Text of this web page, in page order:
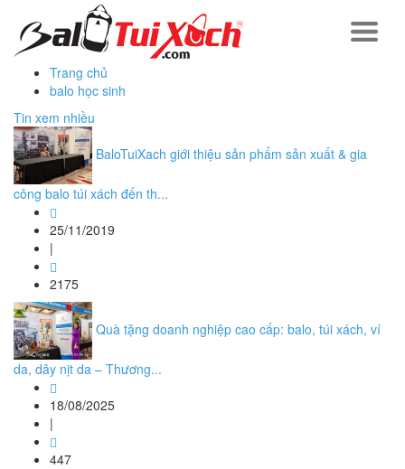
Trang chủ
balo học sinh
Tin xem nhiều
BaloTuiXach giới thiệu sản phẩm sản xuất & gia
công balo túi xách đến th...
25/11/2019
|
2175
Quà tặng doanh nghiệp cao cấp: balo, túi xách, ví
da, dây nịt da – Thương...
18/08/2025
|
447